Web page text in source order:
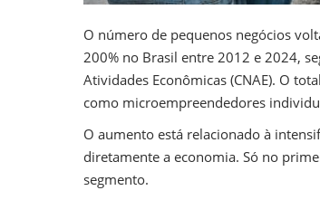
O número de pequenos negócios
200% no Brasil entre 2012 e 2024,
Atividades Econômicas (CNAE). O
como microempreendedores
O aumento está relacionado à
diretamente a economia. Só no
segmento.